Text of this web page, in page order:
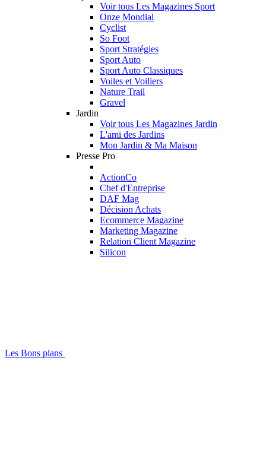
Voir tous Les Magazines Sport
Onze Mondial
Cyclist
So Foot
Sport Stratégies
Sport Auto
Sport Auto Classiques
Voiles et Voiliers
Nature Trail
Gravel
Jardin
Voir tous Les Magazines Jardin
L'ami des Jardins
Mon Jardin & Ma Maison
Presse Pro
ActionCo
Chef d'Entreprise
DAF Mag
Décision Achats
Ecommerce Magazine
Marketing Magazine
Relation Client Magazine
Silicon
Les Bons plans